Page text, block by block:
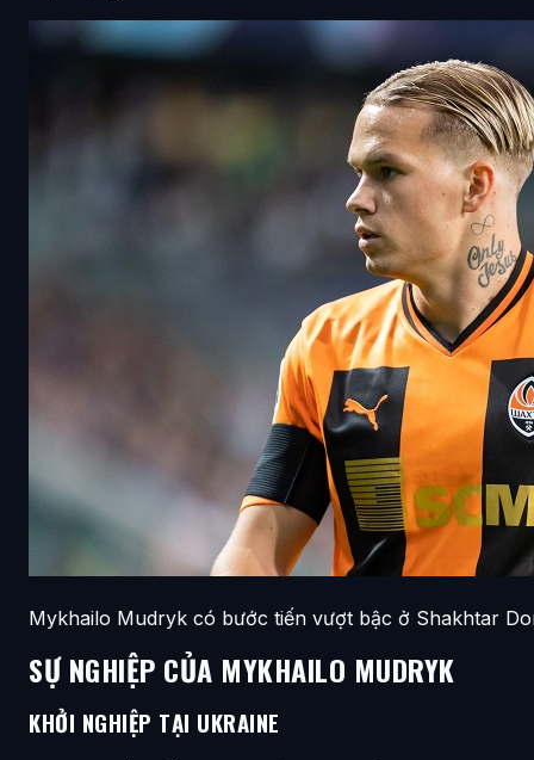
Mykhailo Mudryk có bước tiến vượt bậc ở Shakhtar
SỰ NGHIỆP CỦA MYKHAILO MUDRYK
KHỞI NGHIỆP TẠI UKRAINE